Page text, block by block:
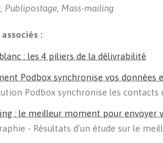
Publipostage, Mass-mailing
:
: les 4 piliers de la délivrabilité
Podbox synchronise vos données
Podbox synchronise les
: le meilleur moment pour envoyer
- Résultats d'un étude sur le